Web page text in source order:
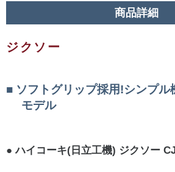
商品詳細
ジクソー
ソフトグリップ採用!シンプル
モデル
ハイコーキ(日立工機) ジクソー